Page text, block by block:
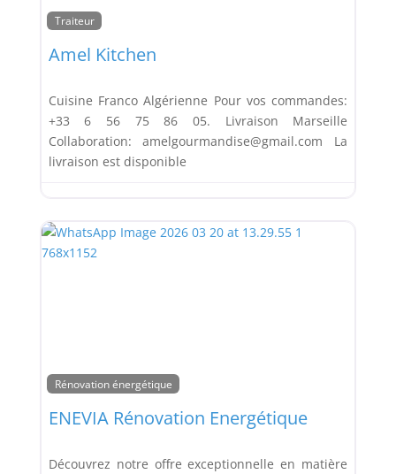
Traiteur
Amel Kitchen
Cuisine Franco Algérienne Pour vos commandes:
+33 6 56 75 86 05. Livraison Marseille
Collaboration: amelgourmandise@gmail.com La
livraison est disponible
Rénovation énergétique
ENEVIA Rénovation Energétique
Découvrez notre offre exceptionnelle en matière